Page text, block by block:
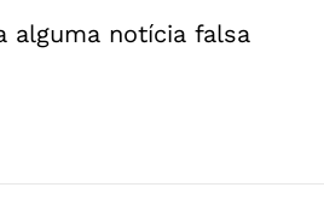
alguma notícia falsa